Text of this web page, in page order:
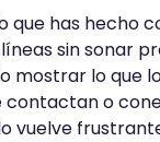
que has hecho
sin sonar
mostrar lo que
contactan o
vuelve